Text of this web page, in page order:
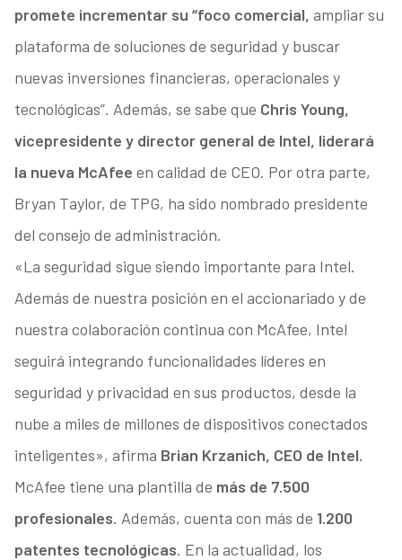
promete incrementar su “foco comercial, ampliar su
plataforma de soluciones de seguridad y buscar
nuevas inversiones financieras, operacionales y
tecnológicas”. Además, se sabe que Chris Young,
vicepresidente y director general de Intel, liderará
la nueva McAfee en calidad de CEO. Por otra parte,
Bryan Taylor, de TPG, ha sido nombrado presidente
del consejo de administración.
«La seguridad sigue siendo importante para Intel.
Además de nuestra posición en el accionariado y de
nuestra colaboración continua con McAfee, Intel
seguirá integrando funcionalidades líderes en
seguridad y privacidad en sus productos, desde la
nube a miles de millones de dispositivos conectados
inteligentes», afirma Brian Krzanich, CEO de Intel.
McAfee tiene una plantilla de más de 7.500
profesionales. Además, cuenta con más de 1.200
patentes tecnológicas. En la actualidad, los